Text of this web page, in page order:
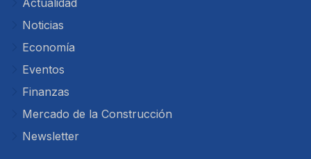
Actualidad
Noticias
Economía
Eventos
Finanzas
Mercado de la Construcción
Newsletter